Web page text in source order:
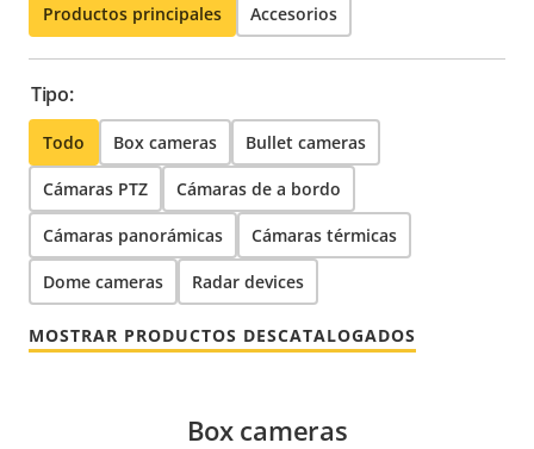
Productos principales Accesorios
Tipo:
Todo Box cameras Bullet cameras
Cámaras PTZ Cámaras de a bordo
Cámaras panorámicas Cámaras térmicas
Dome cameras Radar devices
MOSTRAR PRODUCTOS DESCATALOGADOS
Box cameras